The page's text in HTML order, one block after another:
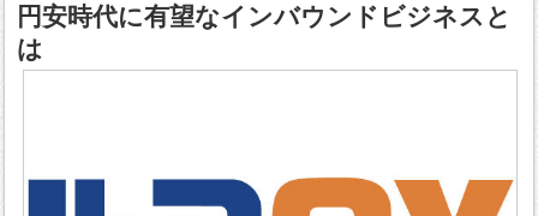
円安時代に有望なインバウンドビジネスと
は